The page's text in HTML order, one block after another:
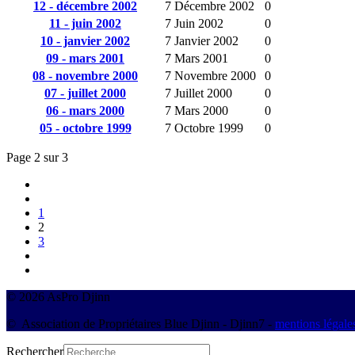
12 - décembre 2002 7 Décembre 2002
0
11 - juin 2002
7 Juin 2002
0
10 - janvier 2002
7 Janvier 2002
0
09 - mars 2001
7 Mars 2001
0
08 - novembre 2000
7 Novembre 2000
0
07 - juillet 2000
7 Juillet 2000
0
06 - mars 2000
7 Mars 2000
0
05 - octobre 1999
7 Octobre 1999 0
Page 2 sur 3
1
2
3
© 2026 AsPro Djinn
© Association de Propriétaires Blue Djinn - Djinn7 - mentions
Rechercher